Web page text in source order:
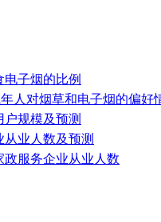
电子烟的比例
人对烟草和电子烟的偏好
户规模及预测
从业人数及预测
政服务企业从业人数